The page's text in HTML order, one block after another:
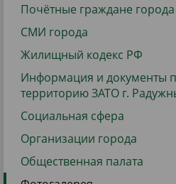
Почётные граждане города
СМИ города
Жилищный кодекс РФ
Информация и документы
территорию ЗАТО г.
Социальная сфера
Организации города
Общественная палата